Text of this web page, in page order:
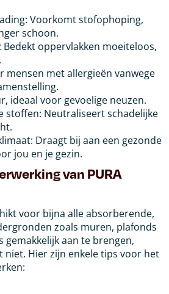
Voorkomt stofophoping,
schoon.
Bedekt oppervlakken moeiteloos,
mensen met allergieën vanwege
ideaal voor gevoelige neuzen.
stoffen: Neutraliseert schadelijke
Draagt bij aan een gezonde
jou en je gezin.
van PURA
voor bijna alle absorberende,
zoals muren, plafonds
gemakkelijk aan te brengen,
niet. Hier zijn enkele tips voor het